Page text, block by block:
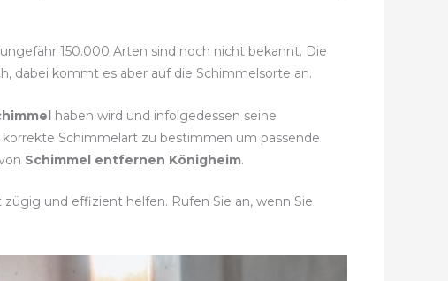
150.000 Arten sind noch nicht bekannt. Die
dabei kommt es aber auf die Schimmelsorte an.
haben wird und infolgedessen seine
Schimmelart zu bestimmen um passende
Schimmel entfernen Königheim.
und effizient helfen. Rufen Sie an, wenn Sie